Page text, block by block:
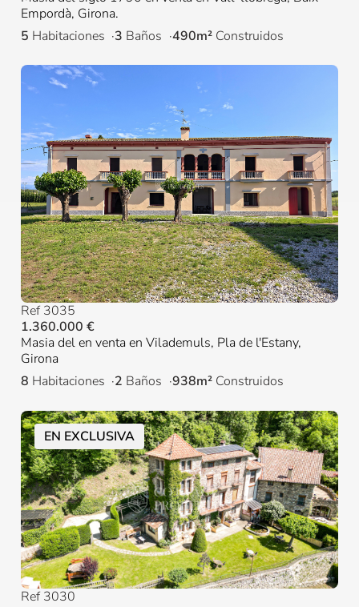
Empordà, Girona.
5 Habitaciones 3 Baños 490m² Construidos
Ref 3035
1.360.000 €
Masia del en venta en Vilademuls, Pla de l'Estany,
Girona
8 Habitaciones 2 Baños 938m² Construidos
EN EXCLUSIVA
Ref 3030